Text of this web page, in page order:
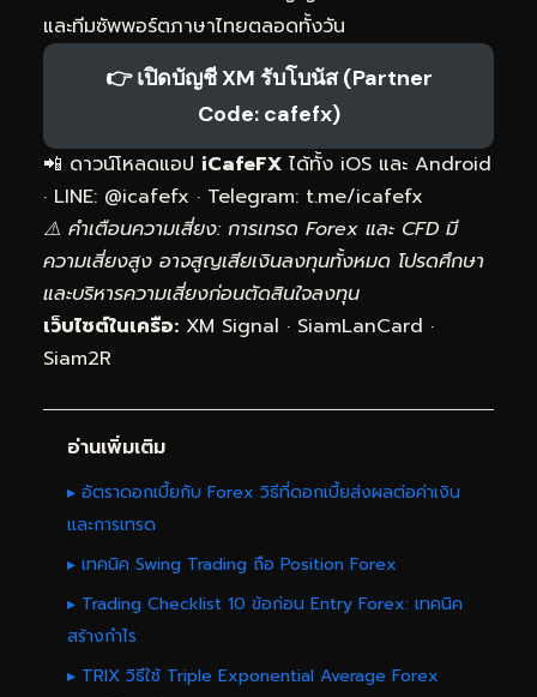
และทีมซัพพอร์ตภาษาไทยตลอดทั้งวัน
👉 เปิดบัญชี XM รับโบนัส (Partner
Code: cafefx)
📲 ดาวน์โหลดแอป iCafeFX ได้ทั้ง iOS และ Android
· LINE: @icafefx · Telegram: t.me/icafefx
⚠️ คำเตือนความเสี่ยง: การเทรด Forex และ CFD มี
ความเสี่ยงสูง อาจสูญเสียเงินลงทุนทั้งหมด โปรดศึกษา
และบริหารความเสี่ยงก่อนตัดสินใจลงทุน
เว็บไซต์ในเครือ: XM Signal · SiamLanCard ·
Siam2R
อ่านเพิ่มเติม
▸ อัตราดอกเบี้ยกับ Forex วิธีที่ดอกเบี้ยส่งผลต่อค่าเงิน
และการเทรด
▸ เทคนิค Swing Trading ถือ Position Forex
▸ Trading Checklist 10 ข้อก่อน Entry Forex: เทคนิค
สร้างกำไร
▸ TRIX วิธีใช้ Triple Exponential Average Forex